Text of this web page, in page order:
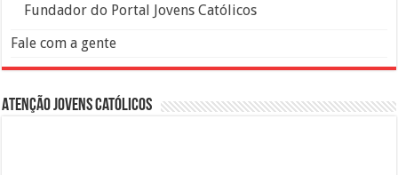
Fundador do Portal Jovens Católicos
Fale com a gente
Atenção Jovens Católicos